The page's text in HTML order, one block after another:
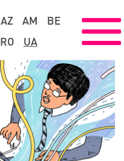
AZ AM
BE
RO UA